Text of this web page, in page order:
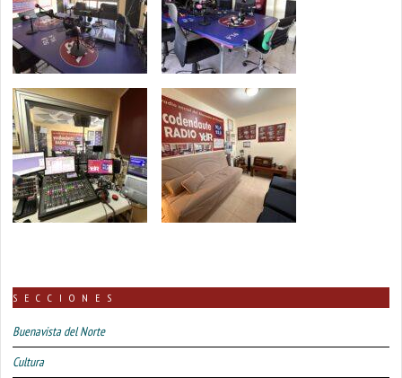
SECCIONES
Buenavista del Norte
Cultura